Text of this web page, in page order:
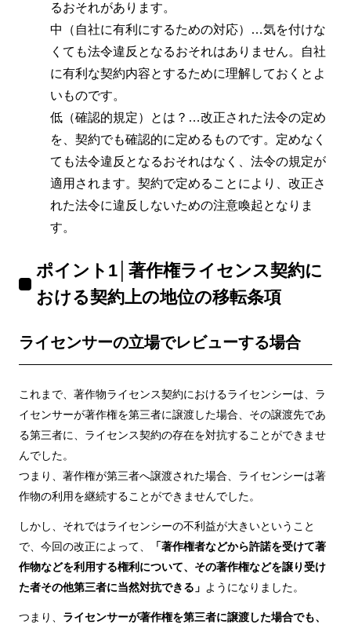
るおそれがあります。
中（自社に有利にするための対応）…気を付けな
くても法令違反となるおそれはありません。自社
に有利な契約内容とするために理解しておくとよ
いものです。
低（確認的規定）とは？…改正された法令の定め
を、契約でも確認的に定めるものです。定めなく
ても法令違反となるおそれはなく、法令の規定が
適用されます。契約で定めることにより、改正さ
れた法令に違反しないための注意喚起となりま
す。
ポイント1│著作権ライセンス契約に
おける契約上の地位の移転条項
ライセンサーの立場でレビューする場合
これまで、著作物ライセンス契約におけるライセンシーは、ラ
イセンサーが著作権を第三者に譲渡した場合、その譲渡先であ
る第三者に、ライセンス契約の存在を対抗することができませ
んでした。
つまり、著作権が第三者へ譲渡された場合、ライセンシーは著
作物の利用を継続することができませんでした。
しかし、それではライセンシーの不利益が大きいということ
で、今回の改正によって、
「著作権者などから許諾を受けて著
作物などを利用する権利について、その著作権などを譲り受け
た者その他第三者に当然対抗できる」 ようになりました。
つまり、 ライセンサーが著作権を第三者に譲渡した場合でも、